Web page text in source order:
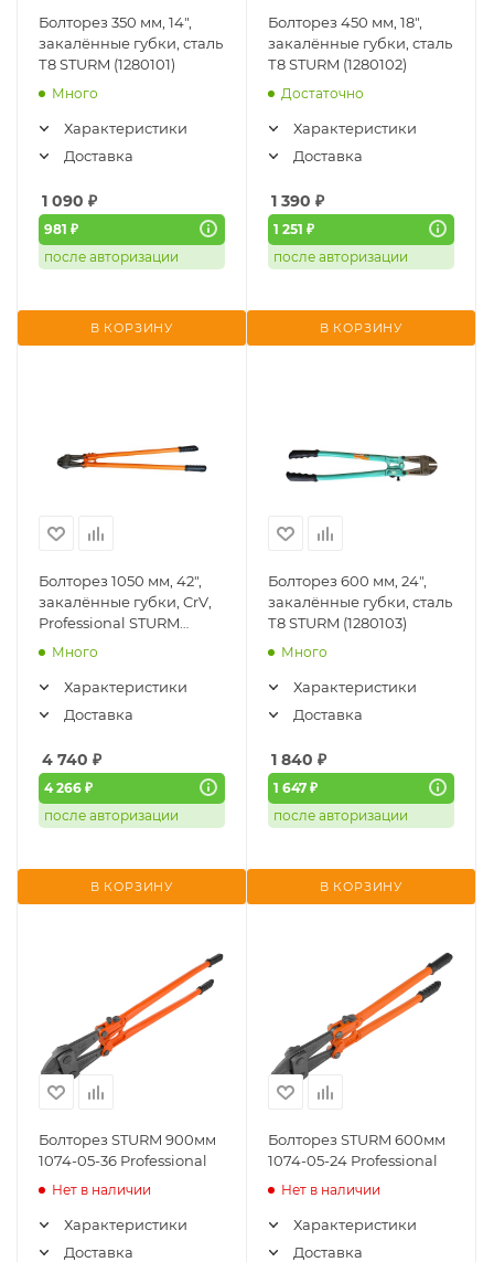
Болторез 350 мм, 14",
закалённые губки, сталь
Т8 STURM (1280101)
Много
Характеристики
Доставка
1 090 ₽
981 ₽
после авторизации
В КОРЗИНУ
Болторез 450 мм, 18",
закалённые губки, сталь
Т8 STURM (1280102)
Достаточно
Характеристики
Доставка
1 390 ₽
1 251 ₽
после авторизации
В КОРЗИНУ
Болторез 1050 мм, 42",
закалённые губки, CrV,
Professional STURM
(1280204)
Много
Характеристики
Доставка
4 740 ₽
4 266 ₽
после авторизации
В КОРЗИНУ
Болторез 600 мм, 24",
закалённые губки, сталь
Т8 STURM (1280103)
Много
Характеристики
Доставка
1 840 ₽
1 647 ₽
после авторизации
В КОРЗИНУ
Болторез STURM 900мм
1074-05-36 Professional
Нет в наличии
Характеристики
Доставка
Болторез STURM 600мм
1074-05-24 Professional
Нет в наличии
Характеристики
Доставка